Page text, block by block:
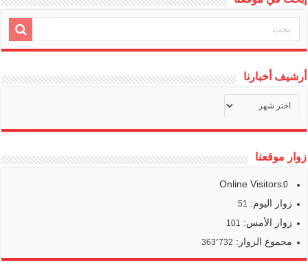
أرشيف أخبارنا
أخبارنا
زوار موقعنا
Online Visitors:
0
زوار اليوم: 51
زوار الأمس: 101
مجموع الزوار: 363٬732